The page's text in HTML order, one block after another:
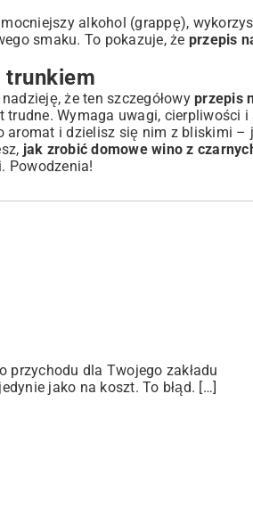
alkohol (grappę),
smaku. To pokazuje, że przepis
trunkiem
że ten szczegółowy przepis
Wymaga uwagi, cierpliwości i
aromat i dzielisz się nim z bliskimi –
jak zrobić domowe wino z
Powodzenia!
przychodu dla Twojego zakładu
jako na koszt. To błąd. […]